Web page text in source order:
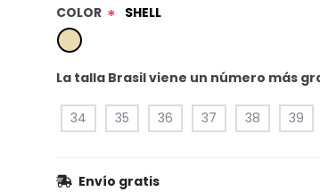
COLOR * SHELL
La talla Brasil viene un número más
34 35 36 37 38 39
Envío gratis